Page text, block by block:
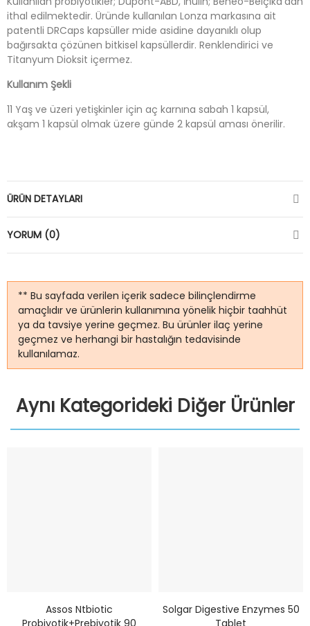
ithal edilmektedir. Üründe kullanılan Lonza markasına ait
patentli DRCaps kapsüller mide asidine dayanıklı olup
bağırsakta çözünen bitkisel kapsüllerdir. Renklendirici ve
Titanyum Dioksit içermez.
Kullanım Şekli
11 Yaş ve üzeri yetişkinler için aç karnına sabah 1 kapsül,
akşam 1 kapsül olmak üzere günde 2 kapsül aması önerilir.
ÜRÜN DETAYLARI
YORUM (0)
** Bu sayfada verilen içerik sadece bilinçlendirme
amaçlıdır ve ürünlerin kullanımına yönelik hiçbir taahhüt
ya da tavsiye yerine geçmez. Bu ürünler ilaç yerine
geçmez ve herhangi bir hastalığın tedavisinde
kullanılamaz.
Aynı Kategorideki Diğer Ürünler
Assos Ntbiotic
Probiyotik+Prebiyotik 90
Solgar Digestive Enzymes 50
Tablet